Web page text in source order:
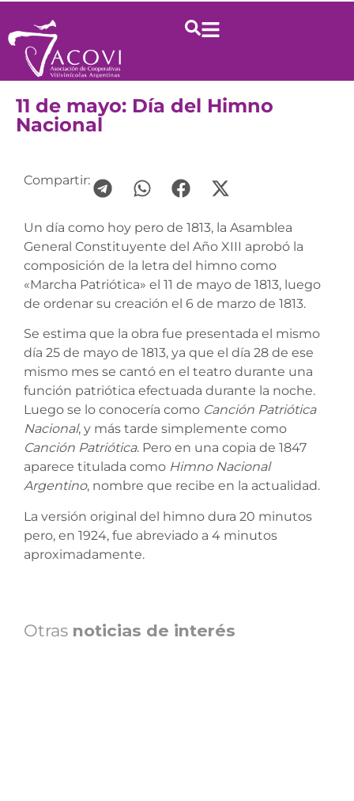
11 de mayo: Día del Himno
Nacional
Compartir:
Un día como hoy pero de 1813, la Asamblea
General Constituyente del Año XIII aprobó la
composición de la letra del himno como
«Marcha Patriótica» el 11 de mayo de 1813, luego
de ordenar su creación el 6 de marzo de 1813.
Se estima que la obra fue presentada el mismo
día 25 de mayo de 1813, ya que el día 28 de ese
mismo mes se cantó en el teatro durante una
función patriótica efectuada durante la noche.
Luego se lo conocería como Canción Patriótica
Nacional, y más tarde simplemente como
Canción Patriótica. Pero en una copia de 1847
aparece titulada como Himno Nacional
Argentino, nombre que recibe en la actualidad.
La versión original del himno dura 20 minutos
pero, en 1924, fue abreviado a 4 minutos
aproximadamente.
Otras noticias de interés